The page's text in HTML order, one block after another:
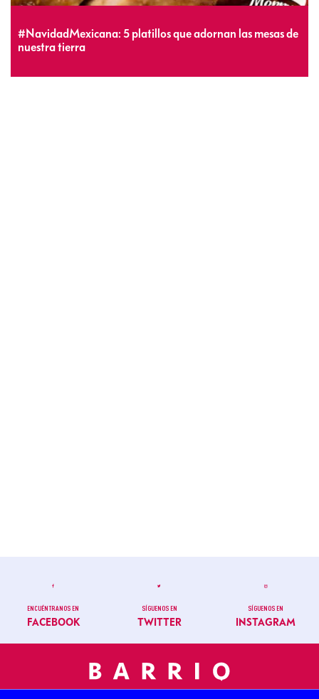
#NavidadMexicana: 5 platillos que adornan las mesas de
nuestra tierra
ENCUÉNTRANOS EN
FACEBOOK
SÍGUENOS EN
TWITTER
SÍGUENOS EN
INSTAGRAM